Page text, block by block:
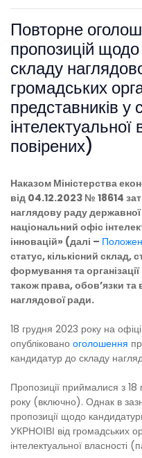
Повторне
пропозицій
складу
громадських
представників у
повірених)
Наказом Міністерства
від 04.12.2023 № 18614
наглядову раду державної
національний офіс
інновацій» (далі –
статус, кількісний
формування та
також права, обов’язки та
наглядової ради.
18 грудня 2023 року на
опубліковано оголошення
кандидатур до складу
Пропозиції приймалися з
року (включно). Однак в
пропозиції щодо
УКРНОІВІ від громадських
інтелектуальної власності